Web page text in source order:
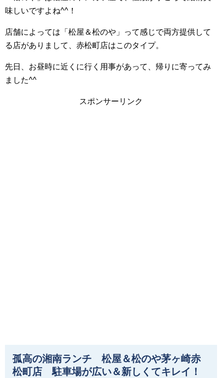
味しいですよね^^！
店舗によっては「松屋＆松のや」って感じで両方提供して
る店がありまして、赤松町店はこのタイプ。
先日、お昼時に近くに行く用事があって、帰りに寄ってみ
ました^^
スポンサーリンク
孤高の湘南ランチ 松屋＆松のや茅ヶ崎赤
松町店 駐車場が広い＆新しくてキレイ！